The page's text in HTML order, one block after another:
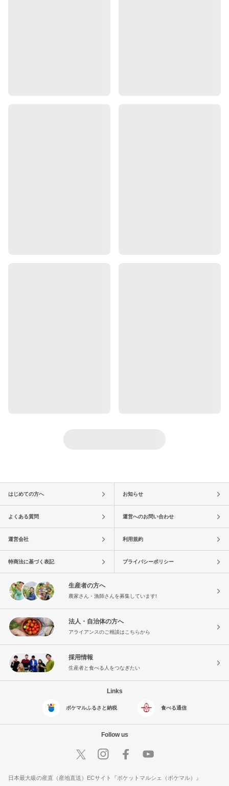
はじめての方へ お知らせ
よくある質問 運営へのお問い合わせ
運営会社 利用規約
特商法に基づく表記 プライバシーポリシー
生産者の方へ
農家さん・漁師さんを募集しています!
法人・自治体の方へ
アライアンスのご相談はこちらから
採用情報
生産者と食べる人をつなぎたい
Links
ポケマルふるさと納税 食べる通信
Follow us
日本最大級の産直（産地直送）ECサイト『ポケットマルシェ（ポケマル）』